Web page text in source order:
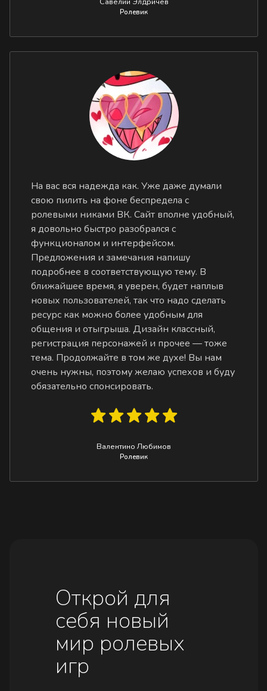
Ролевик
На вас вся надежда как. Уже даже думали
свою пилить на фоне беспредела с
ролевыми никами ВК. Сайт вполне удобный,
я довольно быстро разобрался с
функционалом и интерфейсом.
Предложения и замечания напишу
подробнее в соответствующую тему. В
ближайшее время, я уверен, будет наплыв
новых пользователей, так что надо сделать
ресурс как можно более удобным для
общения и отыгрыша. Дизайн классный,
регистрация персонажей и прочее — тоже
тема. Продолжайте в том же духе! Вы нам
очень нужны, поэтому желаю успехов и буду
обязательно спонсировать.
Валентино Любимов
Ролевик
Открой для
себя новый
мир ролевых
игр